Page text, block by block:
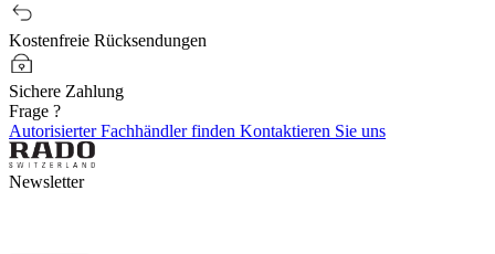
Kostenfreie Rücksendungen
Sichere Zahlung
Frage ?
Autorisierter Fachhändler finden Kontaktieren Sie uns
Newsletter